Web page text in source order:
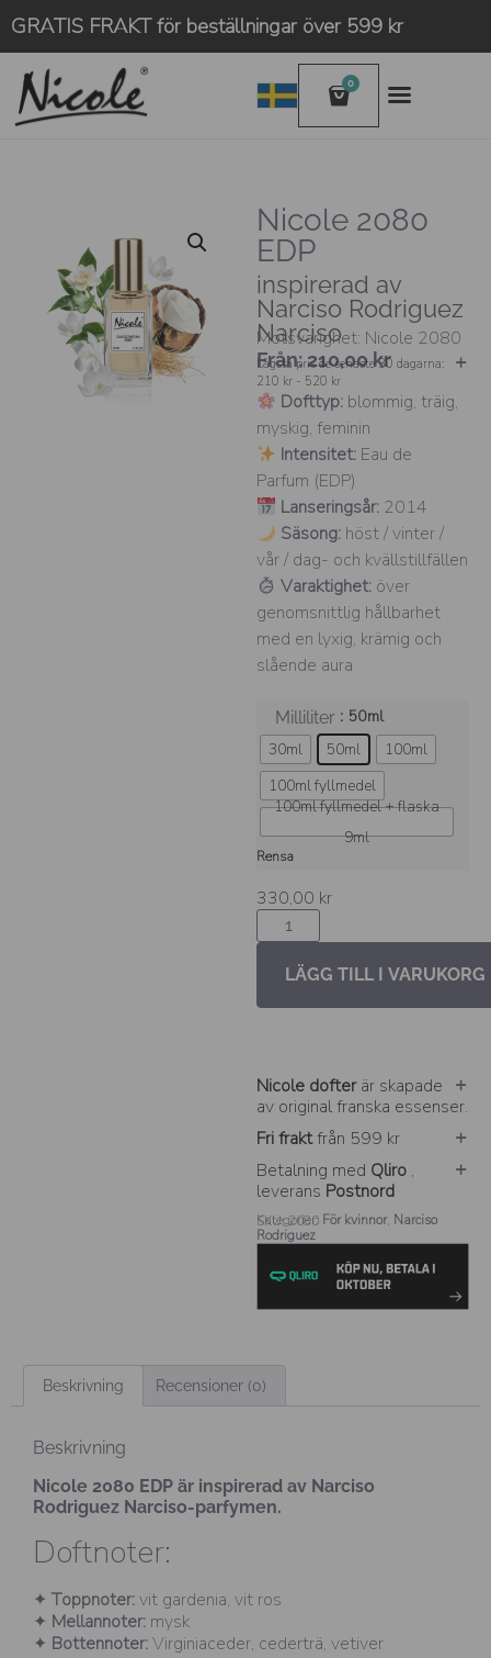
GRATIS FRAKT för beställningar över 599 kr
0
Nicole 2080
EDP
inspirerad av
Narciso Rodriguez
Narciso
Motsvarighet: Nicole 2080
Från:210,00kr
Lägsta pris de senaste 30 dagarna:
210 kr - 520 kr
Dofttyp: blommig, träig,
myskig, feminin
Intensitet: Eau de
Parfum (EDP)
Lanseringsår: 2014
Säsong: höst / vinter /
vår / dag- och kvällstillfällen
Varaktighet: över
genomsnittlig hållbarhet
med en lyxig, krämig och
slående aura
Milliliter : 50ml
30ml 50ml
100ml
100ml fyllmedel
100ml fyllmedel + flaska
9ml
Rensa
330,00 kr
LÄGG TILL I VARUKORG
Nicole dofterär skapade
av original franska essenser.
Fri fraktfrån 599 kr
Betalning med Qliro ,
leverans Postnord
SKU: 2080
Kategorier: För kvinnor, Narciso
Rodriguez
Beskrivning Recensioner (0)
Beskrivning
Nicole 2080 EDP är inspirerad av Narciso
Rodriguez Narciso-parfymen.
Doftnoter:
✦ Toppnoter:vit gardenia, vit ros
✦ Mellannoter: mysk
✦ Bottennoter:Virginiaceder, cederträ, vetiver